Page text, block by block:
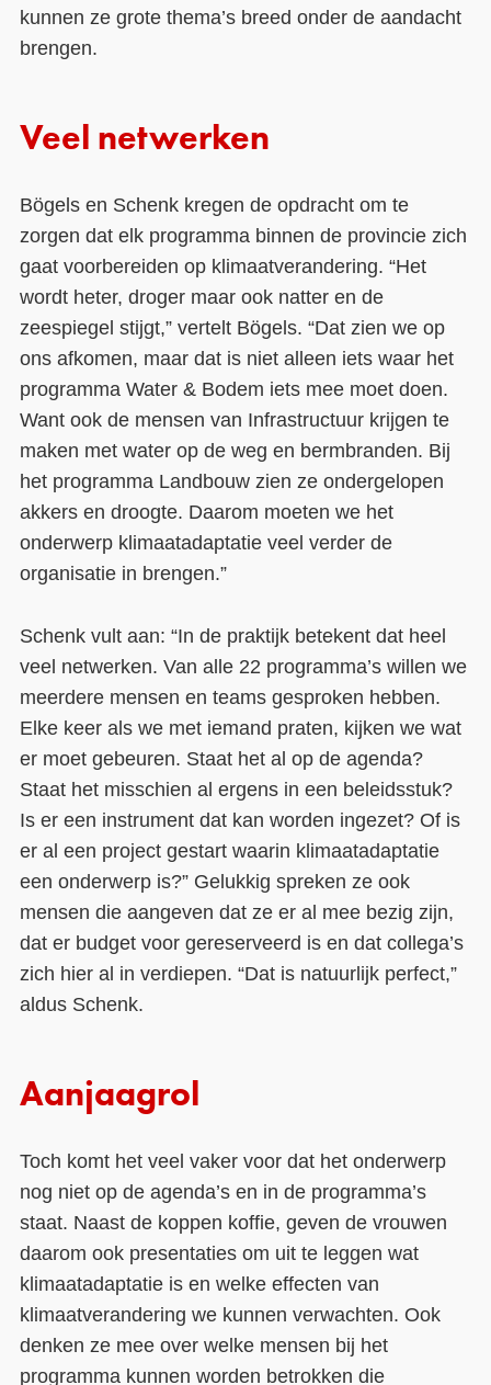
kunnen ze grote thema’s breed onder de aandacht
brengen.
Veel netwerken
Bögels en Schenk kregen de opdracht om te
zorgen dat elk programma binnen de provincie zich
gaat voorbereiden op klimaatverandering. “Het
wordt heter, droger maar ook natter en de
zeespiegel stijgt,” vertelt Bögels. “Dat zien we op
ons afkomen, maar dat is niet alleen iets waar het
programma Water & Bodem iets mee moet doen.
Want ook de mensen van Infrastructuur krijgen te
maken met water op de weg en bermbranden. Bij
het programma Landbouw zien ze ondergelopen
akkers en droogte. Daarom moeten we het
onderwerp klimaatadaptatie veel verder de
organisatie in brengen.”
Schenk vult aan: “In de praktijk betekent dat heel
veel netwerken. Van alle 22 programma’s willen we
meerdere mensen en teams gesproken hebben.
Elke keer als we met iemand praten, kijken we wat
er moet gebeuren. Staat het al op de agenda?
Staat het misschien al ergens in een beleidsstuk?
Is er een instrument dat kan worden ingezet? Of is
er al een project gestart waarin klimaatadaptatie
een onderwerp is?” Gelukkig spreken ze ook
mensen die aangeven dat ze er al mee bezig zijn,
dat er budget voor gereserveerd is en dat collega’s
zich hier al in verdiepen. “Dat is natuurlijk perfect,”
aldus Schenk.
Aanjaagrol
Toch komt het veel vaker voor dat het onderwerp
nog niet op de agenda’s en in de programma’s
staat. Naast de koppen koffie, geven de vrouwen
daarom ook presentaties om uit te leggen wat
klimaatadaptatie is en welke effecten van
klimaatverandering we kunnen verwachten. Ook
denken ze mee over welke mensen bij het
programma kunnen worden betrokken die